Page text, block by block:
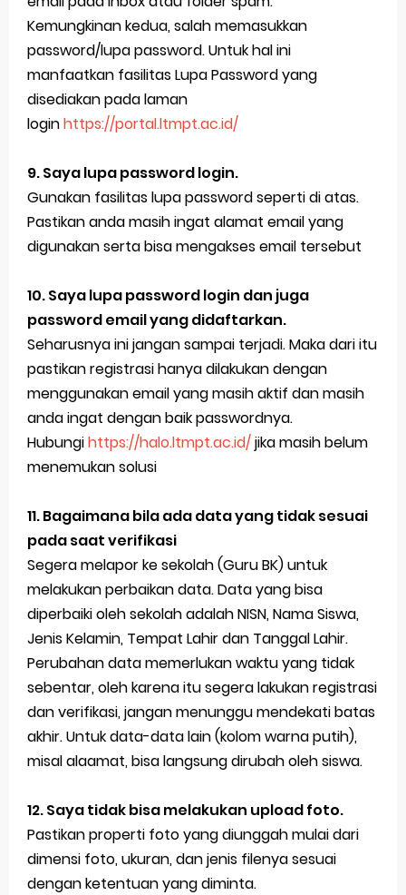
Kemungkinan kedua, salah memasukkan
password/lupa password. Untuk hal ini
manfaatkan fasilitas Lupa Password yang
disediakan pada laman
loginhttps://portal.ltmpt.ac.id/
9. Saya lupa password login.
Gunakan fasilitas lupa password seperti di atas.
Pastikan anda masih ingat alamat email yang
digunakan serta bisa mengakses email tersebut
10. Saya lupa password login dan juga
password email yang didaftarkan.
Seharusnya ini jangan sampai terjadi. Maka dari itu
pastikan registrasi hanya dilakukan dengan
menggunakan email yang masih aktif dan masih
anda ingat dengan baik passwordnya.
Hubungihttps://halo.ltmpt.ac.id/jika masih belum
menemukan solusi
11. Bagaimana bila ada data yang tidak sesuai
pada saat verifikasi
Segera melapor ke sekolah (Guru BK) untuk
melakukan perbaikan data. Data yang bisa
diperbaiki oleh sekolah adalah NISN, Nama Siswa,
Jenis Kelamin, Tempat Lahir dan Tanggal Lahir.
Perubahan data memerlukan waktu yang tidak
sebentar, oleh karena itu segera lakukan registrasi
dan verifikasi, jangan menunggu mendekati batas
akhir. Untuk data-data lain (kolom warna putih),
misal alaamat, bisa langsung dirubah oleh siswa.
12. Saya tidak bisa melakukan upload foto.
Pastikan properti foto yang diunggah mulai dari
dimensi foto, ukuran, dan jenis filenya sesuai
dengan ketentuan yang diminta.